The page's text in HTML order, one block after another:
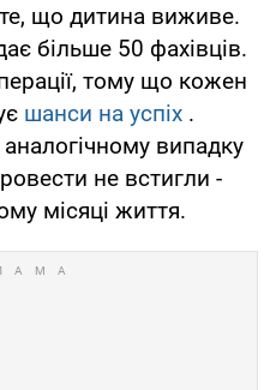
що дитина виживе.
більше 50 фахівців.
тому що кожен
шанси на успіх .
випадку
не встигли -
місяці життя.